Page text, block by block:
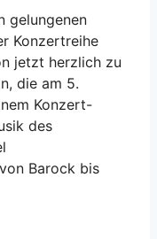
gelungenen
Konzertreihe
jetzt herzlich zu
die am 5.
Konzert-
des
Barock bis